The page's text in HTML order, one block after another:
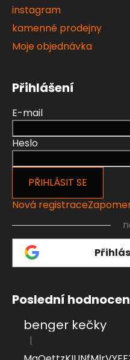
instagram
kamenné prodejny
Moje objednávka
Přihlášení
E-mail
Heslo
PŘIHLÁSIT SE
Nová registrace
Poslední
benger kečky
Hodnocení produktu
|